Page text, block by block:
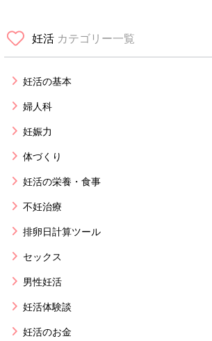
妊活 カテゴリー一覧
妊活の基本
婦人科
妊娠力
体づくり
妊活の栄養・食事
不妊治療
排卵日計算ツール
セックス
男性妊活
妊活体験談
妊活のお金